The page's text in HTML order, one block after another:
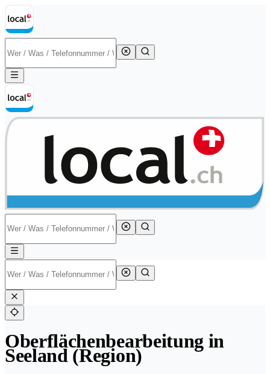
Oberflächenbearbeitung in
Seeland (Region)